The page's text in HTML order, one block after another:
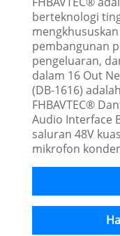
berteknologi
pembangunan
pengeluaran,
dalam 16 Out
(DB-1616)
FHBAVTEC®
Audio Interface
saluran 48V
mikrofon